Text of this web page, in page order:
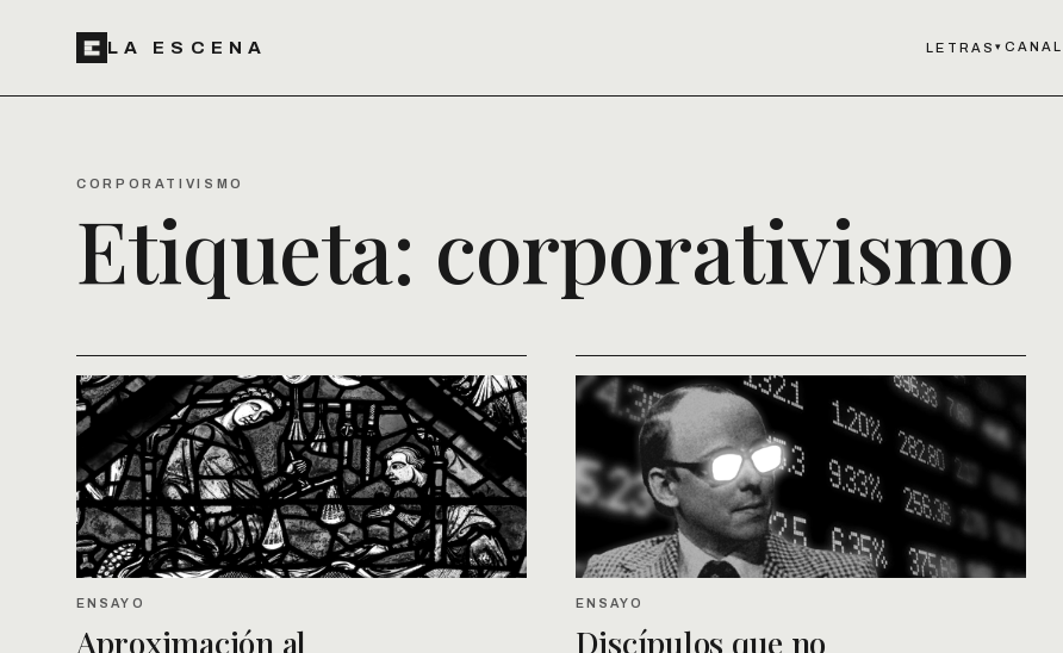
LA ESCENA LETRAS▾ CANAL
CORPORATIVISMO
Etiqueta: corporativismo
ENSAYO
Aproximación al
ENSAYO
Discípulos que no